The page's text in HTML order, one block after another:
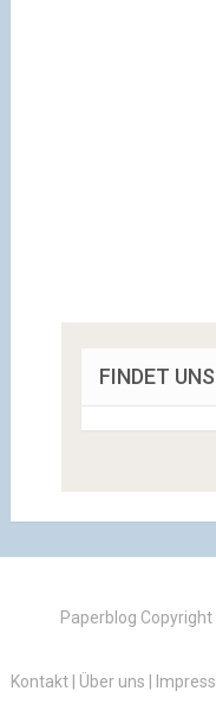
FINDET
Paperblog Copyright
Kontakt| Über uns